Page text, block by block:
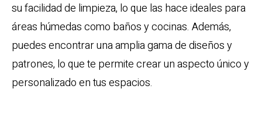
su facilidad de limpieza, lo que las hace ideales para
áreas húmedas como baños y cocinas. Además,
puedes encontrar una amplia gama de diseños y
patrones, lo que te permite crear un aspecto único y
personalizado en tus espacios.